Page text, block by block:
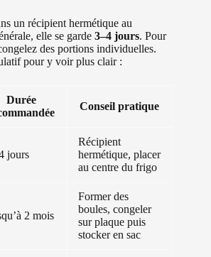
un récipient hermétique au
elle se garde 3–4 jours. Pour
des portions individuelles.
pour y voir plus clair :
Durée
Conseil pratique
jours
Récipient
hermétique, placer
au centre du frigo
2 mois
Former des
boules, congeler
sur plaque puis
stocker en sac